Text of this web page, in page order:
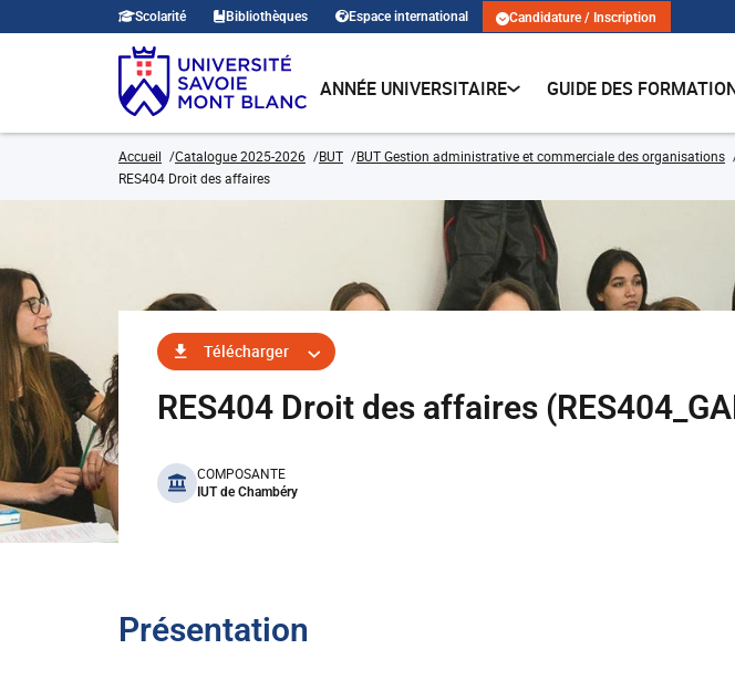
Scolarité Bibliothèques Espace international Candidature / Inscription
ANNÉE UNIVERSITAIRE GUIDE DES
Accueil Catalogue 2025-2026 BUT BUT Gestion administrative et commerciale des organisations
RES404 Droit des affaires
Télécharger
RES404 Droit des affaires
benefits
COMPOSANTE
IUT de Chambéry
Présentation